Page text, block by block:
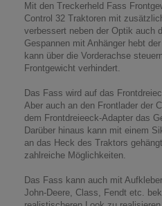
Mit den Treckerheld Fass
Control 32 Traktoren mit
verbessert neben der Optik auch
Gespannen mit Anhänger hebt
kann über die Vorderachse
Frontgewicht verhindert.
Das Fass wird auf das
Aber auch an den Frontlader der
dem Frontdreieeck-Adapter das
Darüber hinaus kann mit einem
an das Heck des Traktors
zahlreiche Möglichkeiten.
Das Fass kann auch mit
John-Deere, Class, Fendt etc.